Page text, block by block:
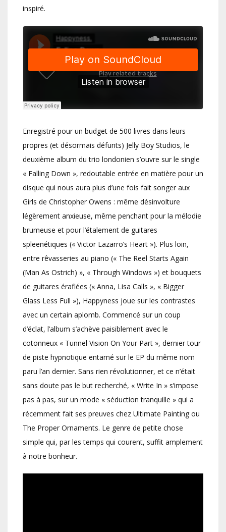
inspiré.
Enregistré pour un budget de 500 livres dans leurs
propres (et désormais défunts) Jelly Boy Studios, le
deuxième album du trio londonien s’ouvre sur le single
« Falling Down », redoutable entrée en matière pour un
disque qui nous aura plus d’une fois fait songer aux
Girls de Christopher Owens : même désinvolture
légèrement anxieuse, même penchant pour la mélodie
brumeuse et pour l’étalement de guitares
spleenétiques (« Victor Lazarro’s Heart »). Plus loin,
entre rêvasseries au piano (« The Reel Starts Again
(Man As Ostrich) », « Through Windows ») et bouquets
de guitares éraflées (« Anna, Lisa Calls », « Bigger
Glass Less Full »), Happyness joue sur les contrastes
avec un certain aplomb. Commencé sur un coup
d’éclat, l’album s’achève paisiblement avec le
cotonneux « Tunnel Vision On Your Part », dernier tour
de piste hypnotique entamé sur le EP du même nom
paru l’an dernier. Sans rien révolutionner, et ce n’était
sans doute pas le but recherché, « Write In » s’impose
pas à pas, sur un mode « séduction tranquille » qui a
récemment fait ses preuves chez Ultimate Painting ou
The Proper Ornaments. Le genre de petite chose
simple qui, par les temps qui courent, suffit amplement
à notre bonheur.